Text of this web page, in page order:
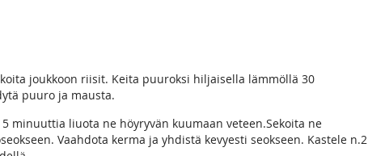
joukkoon riisit. Keita puuroksi hiljaisella lämmöllä 30
puuro ja mausta.
minuuttia liuota ne höyryvän kuumaan veteen.Sekoita ne
Vaahdota kerma ja yhdistä kevyesti seokseen. Kastele n.2